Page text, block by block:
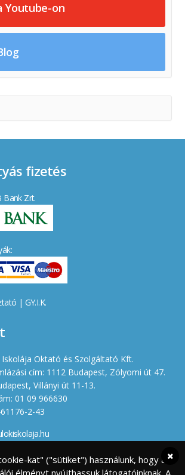
Youtube-on
fizetés
Bank Zrt.
| GY.I.K.
Iskolája Oktató és Szolgáltató Kft.
cím: 1112 Budapest, Zólyomi út 47.
Villányi út 11-13.
01 09 966630
2-43
kat" ("sütiket") használunk, hogy a
élményt nyújthassuk látogatóinknak. A